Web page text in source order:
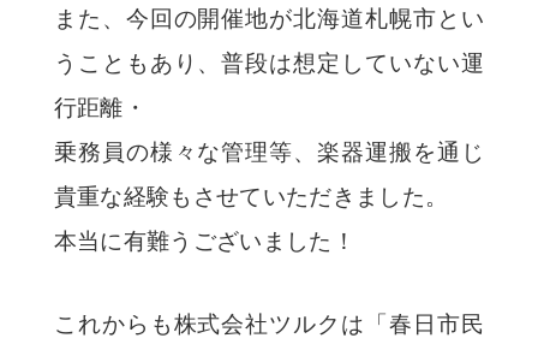
また、今回の開催地が北海道札幌市とい
うこともあり、普段は想定していない運
行距離・
乗務員の様々な管理等、楽器運搬を通じ
貴重な経験もさせていただきました。
本当に有難うございました！
これからも株式会社ツルクは「春日市民